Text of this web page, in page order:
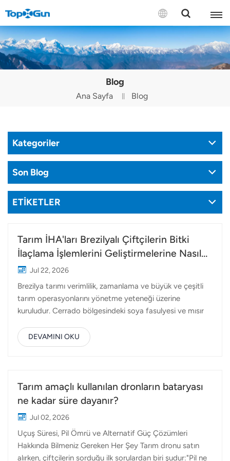
BİZE ULAŞIN
English
Português(Portugal)
Português(Brasil)
Blog
Ana Sayfa Blog
Kategoriler
Son Blog
ETİKETLER
Tarım İHA'ları Brezilyalı Çiftçilerin Bitki
İlaçlama İşlemlerini Geliştirmelerine Nasıl
Yardımcı Oluyor?
Jul 22, 2026
Brezilya tarımı verimlilik, zamanlama ve büyük ve çeşitli
tarım operasyonlarını yönetme yeteneği üzerine
kuruludur. Cerrado bölgesindeki soya fasulyesi ve mısır
ve narenciye plantasyonlarına kadar, çiftçiler ve tarım
hizmeti sağlayıcıları her mevsim aynı zorlukla karşı
profesyonel için, tarımsal dronlar İHA'lar, ilaçlama
işlemlerini iyileştirmek için pratik bir çözüm haline geliyor.
giderek artan bir şekilde gerçek tarım senaryolarında bitki
koruma, gübreleme ve hassas tarımı desteklemek için
kullanılıyor. Brezilya'da tarımsal dronların giderek artan
kullanımı, gelene...
DEVAMINI OKU
Tarım amaçlı kullanılan dronların bataryası
ne kadar süre dayanır?
Jul 02, 2026
Uçuş Süresi, Pil Ömrü ve Alternatif Güç Çözümleri
Hakkında Bilmeniz Gereken Her Şey Tarım dronu satın
alırken, çiftçilerin sorduğu ilk sorulardan biri şudur:"Pil ne